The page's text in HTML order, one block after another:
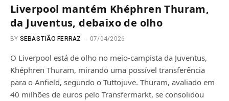
Liverpool mantém Khéphren Thuram,
da Juventus, debaixo de olho
BY SEBASTIÃO FERRAZ 07/04/2026
O Liverpool está de olho no meio-campista da Juventus,
Khéphren Thuram, mirando uma possível transferência
para o Anfield, segundo o Tuttojuve. Thuram, avaliado em
40 milhões de euros pelo Transfermarkt, se consolidou